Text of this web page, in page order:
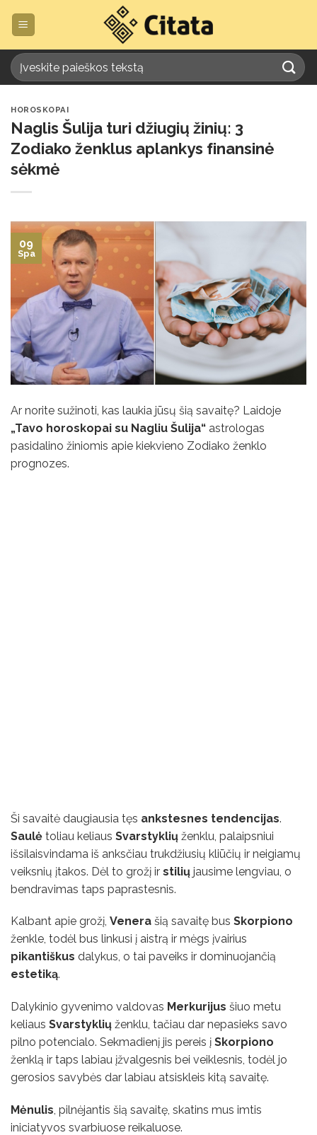
HOROSKOPAI
Naglis Šulija turi džiugių žinių: 3
Zodiako ženklus aplankys finansinė
sėkmė
09
Spa
Ar norite sužinoti, kas laukia jūsų šią savaitę? Laidoje
„Tavo horoskopai su Nagliu Šulija“ astrologas
pasidalino žiniomis apie kiekvieno Zodiako ženklo
prognozes.
Ši savaitė daugiausia tęs ankstesnes tendencijas.
Saulė toliau keliaus Svarstyklių ženklu, palaipsniui
išsilaisvindama iš anksčiau trukdžiusių kliūčių ir neigiamų
veiksnių įtakos. Dėl to grožį ir stilių jausime lengviau, o
bendravimas taps paprastesnis.
Kalbant apie grožį, Venera šią savaitę bus Skorpiono
ženkle, todėl bus linkusi į aistrą ir mėgs įvairius
pikantiškus dalykus, o tai paveiks ir dominuojančią
estetiką.
Dalykinio gyvenimo valdovas Merkurijus šiuo metu
keliaus Svarstyklių ženklu, tačiau dar nepasieks savo
pilno potencialo. Sekmadienį jis pereis į Skorpiono
ženklą ir taps labiau įžvalgesnis bei veiklesnis, todėl jo
gerosios savybės dar labiau atsiskleis kitą savaitę.
Mėnulis, pilnėjantis šią savaitę, skatins mus imtis
iniciatyvos svarbiuose reikaluose.